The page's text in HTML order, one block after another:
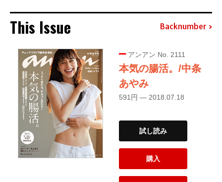
This Issue Backnumber
アンアン No. 2111
本気の腸活。/中条
あやみ
591円 — 2018.07.18
試し読み
購入